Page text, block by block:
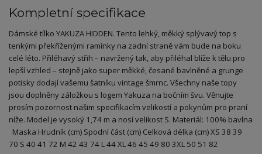
Kompletní specifikace
Dámské tílko YAKUZA HIDDEN. Tento lehký, měkký splývavý top s
tenkými překříženými ramínky na zadní straně vám bude na boku
celé léto. Přiléhavý střih – navržený tak, aby přiléhal blíže k tělu pro
lepší vzhled – stejně jako super měkké, česané bavlněné a grunge
potisky dodají vašemu šatníku vintage šmrnc. Všechny naše topy
jsou doplněny záložkou s logem Yakuza na bočním švu. Věnujte
prosím pozornost našim specifikacím velikostí a pokynům pro praní
níže. Model je vysoký 1,74 m a nosí velikost S. Materiál: 100% bavlna
Maska Hrudník (cm) Spodní část (cm) Celková délka (cm) XS 38 39
70 S 40 41 72 M 42 43 74 L 44 XL 46 45 49 80 3XL 50 51 82